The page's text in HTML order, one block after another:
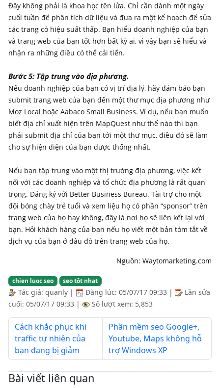
Đây không phải là khoa học tên lửa. Chỉ cần dành một ngày
cuối tuần để phân tích dữ liệu và đưa ra một kế hoạch để sửa
các trang có hiệu suất thấp. Bạn hiểu doanh nghiệp của bạn
và trang web của bạn tốt hơn bất kỳ ai, vì vậy bạn sẽ hiểu và
nhận ra những điều có thể cải tiến.
Bước 5: Tập trung vào địa phương.
Nếu doanh nghiệp của bạn có vị trí địa lý, hãy đảm bảo bạn
submit trang web của bạn đến một thư mục địa phương như
Moz Local hoặc Aabaco Small Business. Ví dụ, nếu bạn muốn
biết địa chỉ xuất hiện trên MapQuest như thế nào thì bạn
phải submit địa chỉ của bạn tới một thư mục, điều đó sẽ làm
cho sự hiện diện của bạn được thống nhất.
Nếu bạn tập trung vào một thị trường địa phương, việc kết
nối với các doanh nghiệp và tổ chức địa phương là rất quan
trọng. Đăng ký với Better Business Bureau. Tài trợ cho một
đội bóng chày trẻ tuổi và xem liệu họ có phần “sponsor” trên
trang web của họ hay không, đây là nơi họ sẽ liên kết lại với
bạn. Hỏi khách hàng của bạn nếu họ viết một bản tóm tắt về
dịch vụ của bạn ở đâu đó trên trang web của họ.
Nguồn: Waytomarketing.com
chien luoc seo seo tôt nhat
Tác giả: quanly | Đăng lúc: 05/07/17 09:33 |
Lần sửa
cuối: 05/07/17 09:33 | Số lượt xem: 5,853
Cách khắc phục khi
traffic tự nhiên của
bạn đang bị giảm
Phần mềm seo Google+,
Youtube, Maps không hỗ
trợ Windows XP
Bài viết liên quan